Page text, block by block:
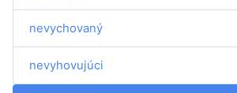
nevychovaný
nevyhovujúci